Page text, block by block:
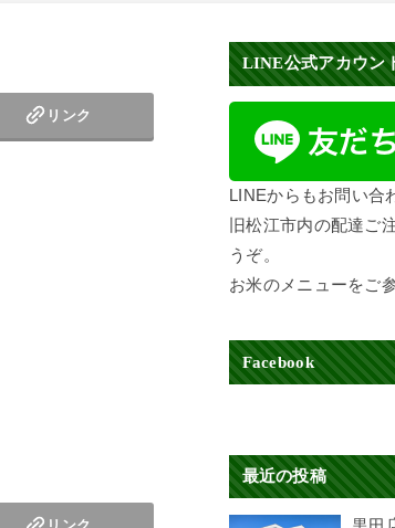
リンク
LINE公式アカウン
LINEからもお問い合
旧松江市内の配達ご
うぞ。
お米のメニューをご
Facebook
最近の投稿